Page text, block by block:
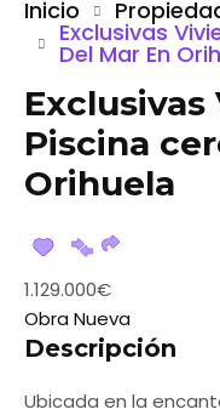
Inicio
Exclusivas
Del Mar En
Piscina
Orihuela
1.129.000€
Obra Nueva
Descripción
Ubicada en la